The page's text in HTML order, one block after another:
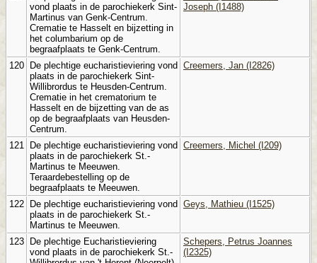
vond plaats in de parochiekerk Sint-
Martinus van Genk-Centrum.
Crematie te Hasselt en bijzetting in
het columbarium op de
begraafplaats te Genk-Centrum.
Joseph (I1488)
120
De plechtige eucharistieviering vond
plaats in de parochiekerk Sint-
Willibrordus te Heusden-Centrum.
Crematie in het crematorium te
Hasselt en de bijzetting van de as
op de begraafplaats van Heusden-
Centrum.
Creemers, Jan (I2826)
121
De plechtige eucharistieviering vond
plaats in de parochiekerk St.-
Martinus te Meeuwen.
Teraardebestelling op de
begraafplaats te Meeuwen.
Creemers, Michel (I209)
122
De plechtige eucharistieviering vond
plaats in de parochiekerk St.-
Martinus te Meeuwen.
Geys, Mathieu (I1525)
123
De plechtige Eucharistieviering
vond plaats in de parochiekerk St.-
Schepers, Petrus Joannes
(I2325)